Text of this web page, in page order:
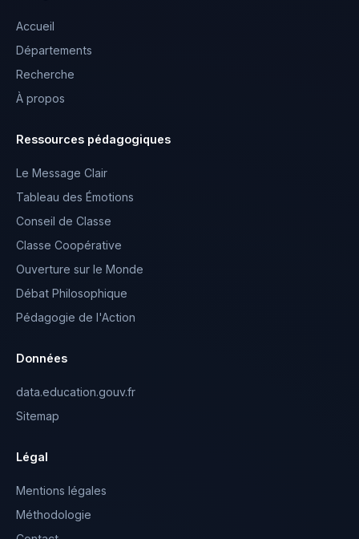
Accueil
Départements
Recherche
À propos
Ressources pédagogiques
Le Message Clair
Tableau des Émotions
Conseil de Classe
Classe Coopérative
Ouverture sur le Monde
Débat Philosophique
Pédagogie de l'Action
Données
data.education.gouv.fr
Sitemap
Légal
Mentions légales
Méthodologie